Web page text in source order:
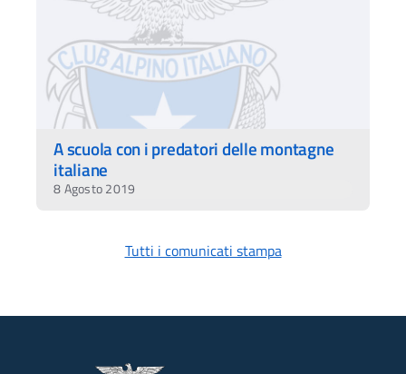
A scuola con i predatori delle montagne
italiane
8 Agosto 2019
Tutti i comunicati stampa